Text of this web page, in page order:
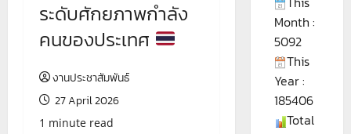
ระดับศักยภาพกำลัง
คนของประเทศ
งานประชาสัมพันธ์
27 April 2026
1 minute read
Month :
5092
This
Year :
185406
Total